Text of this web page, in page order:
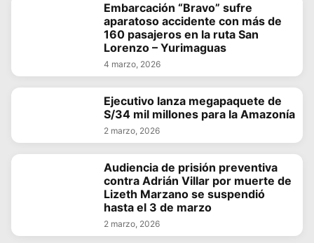
Embarcación “Bravo” sufre
aparatoso accidente con más de
160 pasajeros en la ruta San
Lorenzo – Yurimaguas
4 marzo, 2026
Ejecutivo lanza megapaquete de
S/34 mil millones para la Amazonía
2 marzo, 2026
Audiencia de prisión preventiva
contra Adrián Villar por muerte de
Lizeth Marzano se suspendió
hasta el 3 de marzo
2 marzo, 2026